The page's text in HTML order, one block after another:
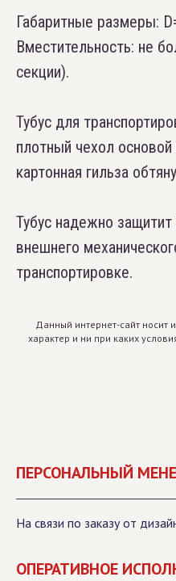
Габаритные размеры:
Вместительность: не
секции).
Тубус для
плотный чехол
картонная гильза
Тубус надежно
внешнего
транспортировке.
Данный интернет-сайт носит
характер и ни при каких
ПЕРСОНАЛЬНЫЙ
На связи по заказу от
ОПЕРАТИВНОЕ